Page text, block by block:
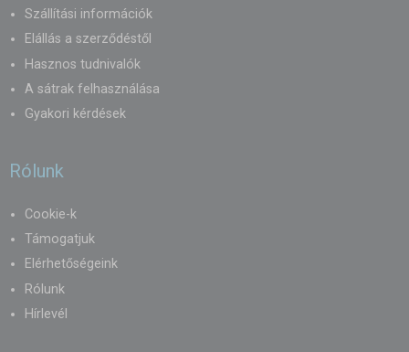
Szállítási információk
Elállás a szerződéstől
Hasznos tudnivalók
A sátrak felhasználása
Gyakori kérdések
Rólunk
Cookie-k
Támogatjuk
Elérhetőségeink
Rólunk
Hírlevél